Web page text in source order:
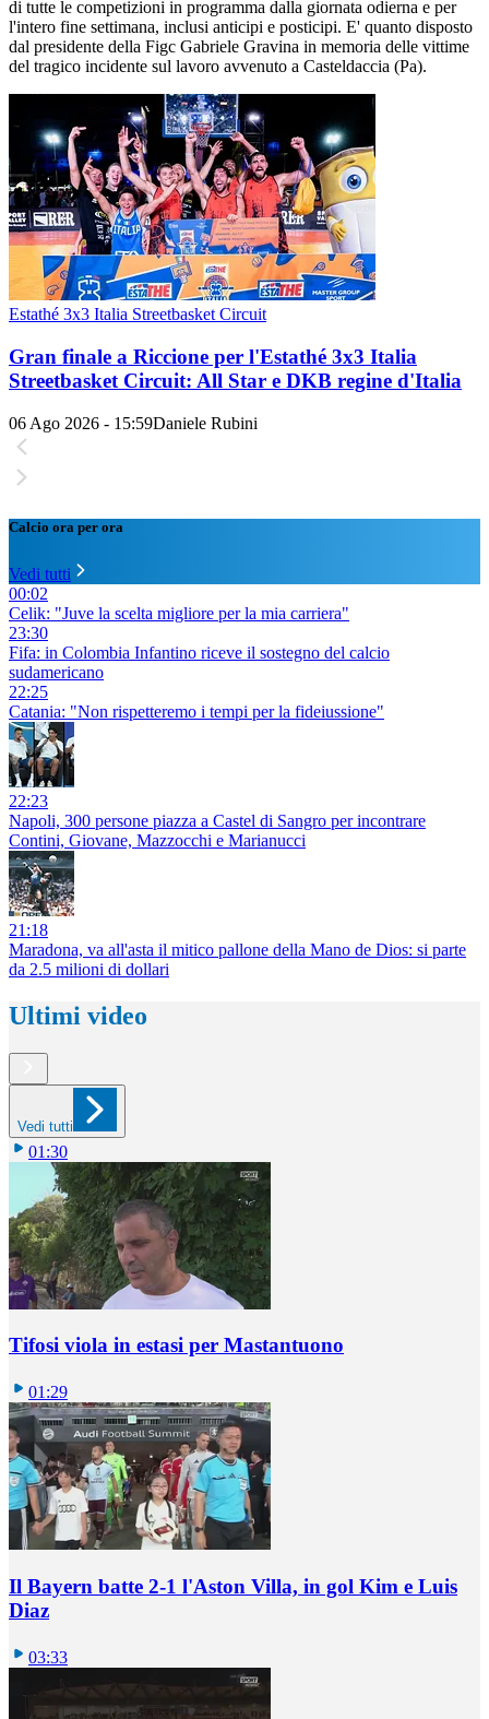
di tutte le competizioni in programma dalla giornata odierna e per
l'intero fine settimana, inclusi anticipi e posticipi. E' quanto disposto
dal presidente della Figc Gabriele Gravina in memoria delle vittime
del tragico incidente sul lavoro avvenuto a Casteldaccia (Pa).
Estathé 3x3 Italia Streetbasket Circuit
Gran finale a Riccione per l'Estathé 3x3 Italia
Streetbasket Circuit: All Star e DKB regine d'Italia
06 Ago 2026 - 15:59Daniele Rubini
Calcio ora per ora
Vedi tutti
00:02
Celik: "Juve la scelta migliore per la mia carriera"
23:30
Fifa: in Colombia Infantino riceve il sostegno del calcio
sudamericano
22:25
Catania: "Non rispetteremo i tempi per la fideiussione"
22:23
Napoli, 300 persone piazza a Castel di Sangro per incontrare
Contini, Giovane, Mazzocchi e Marianucci
21:18
Maradona, va all'asta il mitico pallone della Mano de Dios: si parte
da 2.5 milioni di dollari
Ultimi video
Vedi tutti
01:30
Tifosi viola in estasi per Mastantuono
01:29
Il Bayern batte 2-1 l'Aston Villa, in gol Kim e Luis
Diaz
03:33